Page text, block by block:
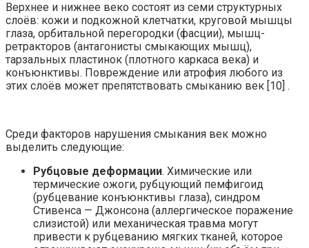
Верхнее и нижнее веко состоят из семи структурных
слоёв: кожи и подкожной клетчатки, круговой мышцы
глаза, орбитальной перегородки (фасции), мышц-
ретракторов (антагонисты смыкающих мышц),
тарзальных пластинок (плотного каркаса века) и
конъюнктивы. Повреждение или атрофия любого из
этих слоёв может препятствовать смыканию век [10] .
Среди факторов нарушения смыкания век можно
выделить следующие:
Рубцовые деформации. Химические или
термические ожоги, рубцующий пемфигоид
(рубцевание конъюнктивы глаза), синдром
Стивенса — Джонсона (аллергическое поражение
слизистой) или механическая травма могут
привести к рубцеванию мягких тканей, которое